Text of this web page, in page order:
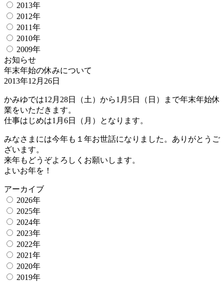
2013年
2012年
2011年
2010年
2009年
お知らせ
年末年始の休みについて
2013年12月26日
かみゆでは12月28日（土）から1月5日（日）まで年末年始休
業をいただきます。
仕事はじめは1月6日（月）となります。
みなさまには今年も１年お世話になりました。ありがとうご
ざいます。
来年もどうぞよろしくお願いします。
よいお年を！
アーカイブ
2026年
2025年
2024年
2023年
2022年
2021年
2020年
2019年